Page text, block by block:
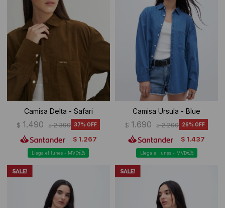
Camisa Delta - Safari
$ 1.490 $ 2.390 37
$ 1.267
Llega el lunes - MVD
Camisa Ursula - Blue
$ 1.690 $ 2.290 26
$ 1.437
Llega el lunes - MVD